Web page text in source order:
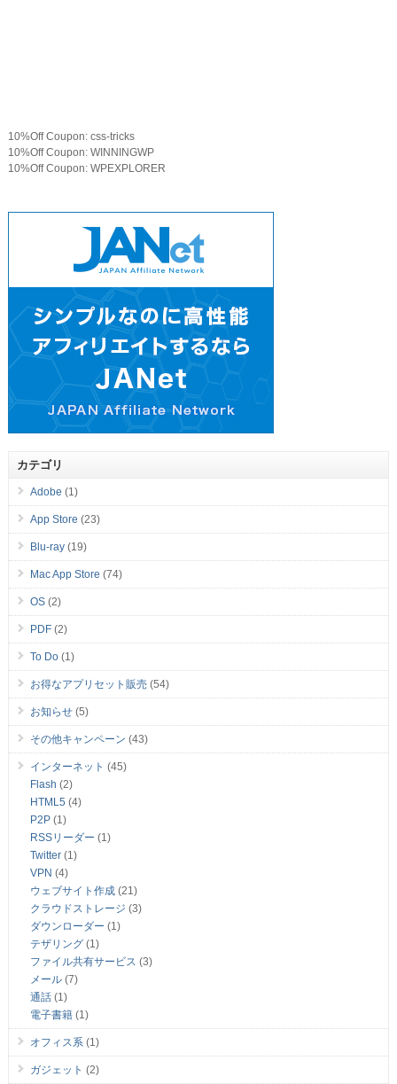
10%Off Coupon: css-tricks
10%Off Coupon: WINNINGWP
10%Off Coupon: WPEXPLORER
カテゴリ
Adobe (1)
App Store (23)
Blu-ray(19)
Mac App Store (74)
OS(2)
PDF(2)
To Do(1)
お得なアプリセット販売(54)
お知らせ(5)
その他キャンペーン (43)
インターネット (45)
Flash (2)
HTML5 (4)
P2P(1)
RSSリーダー (1)
Twitter(1)
VPN (4)
ウェブサイト作成(21)
クラウドストレージ (3)
ダウンローダー (1)
テザリング(1)
ファイル共有サービス (3)
メール(7)
通話(1)
電子書籍(1)
オフィス系(1)
ガジェット (2)